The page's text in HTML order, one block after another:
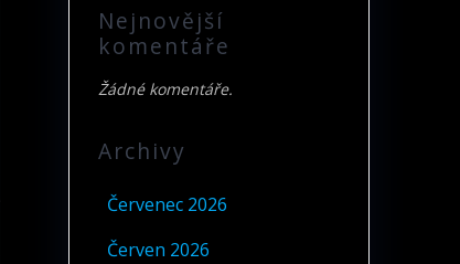
Nejnovější
komentáře
Žádné komentáře.
Archivy
Červenec 2026
Červen 2026